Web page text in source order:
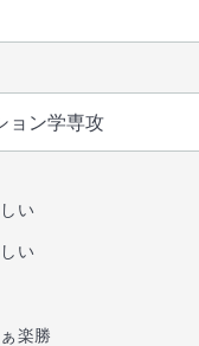
い
い
ぁ楽勝